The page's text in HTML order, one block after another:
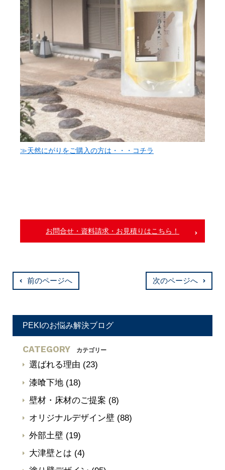
≫天然にがりをご購入の方は・・・コチラ
お問合せ・資料請求・お見積りはこちら！
前のページへ 次のページへ
PEKIのお悩み解決ブログ
CATEGORY カテゴリー
選ばれる理由 (23)
漆喰下地 (18)
壁材・床材のご提案 (8)
オリジナルデザイン壁 (88)
外部土壁 (19)
大津壁とは (4)